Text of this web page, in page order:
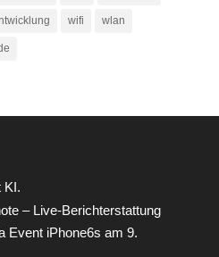
wifi wlan
KI.
– Live-Berichterstattung
Event iPhone6s am 9.